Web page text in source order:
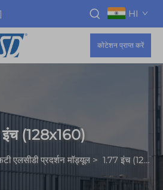
HI
कोटेशन प्राप्त करें
इंच (128x160)
एलसीडी प्रदर्शन मॉड्यूल > 1.77 इंच (128x160)